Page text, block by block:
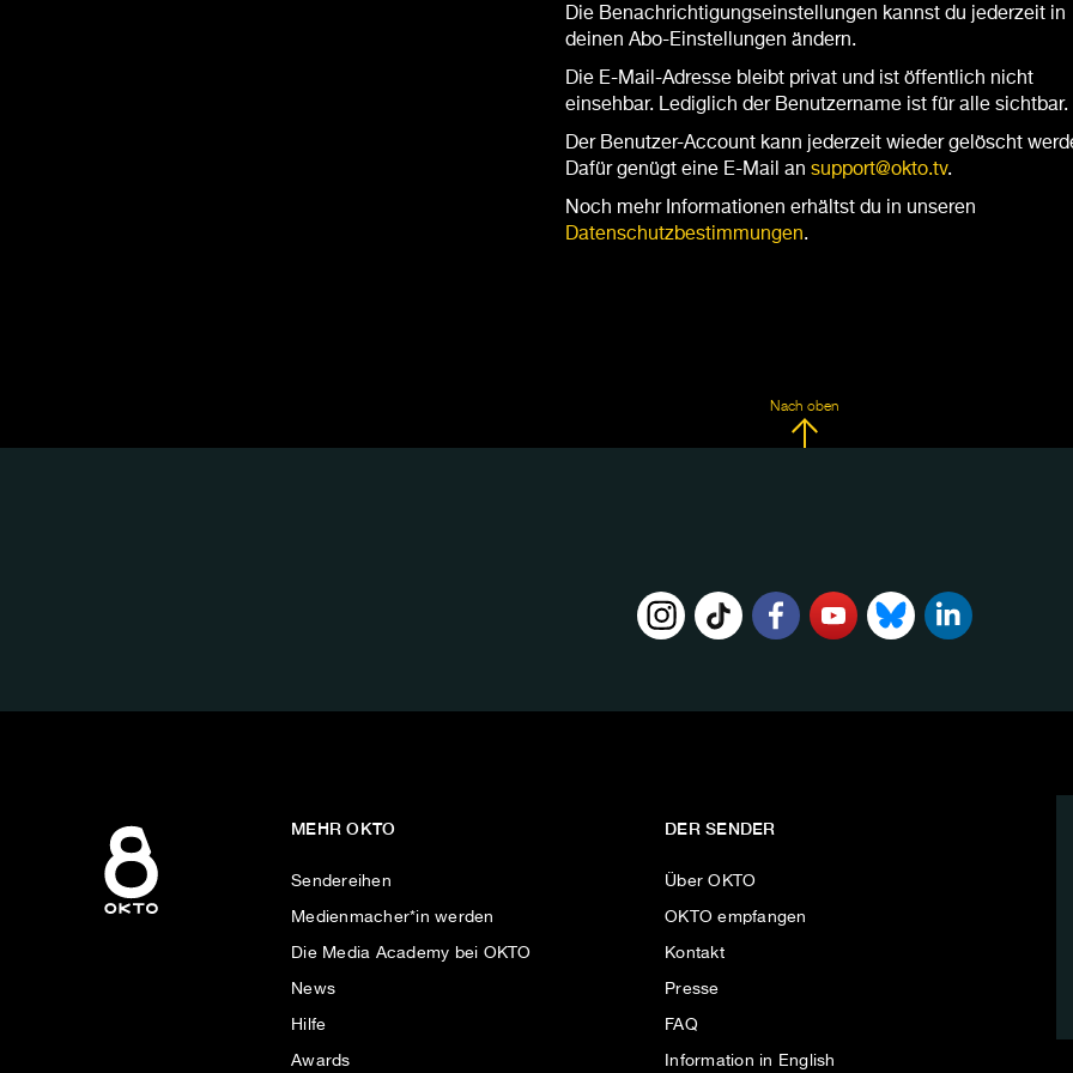
Die Benachrichtigungseinstellungen kannst du jederzeit in
deinen Abo-Einstellungen ändern.
Die E-Mail-Adresse bleibt privat und ist öffentlich nicht
einsehbar. Lediglich der Benutzername ist für alle sichtbar.
Der Benutzer-Account kann jederzeit wieder gelöscht
Dafür genügt eine E-Mail an support@okto.tv.
Noch mehr Informationen erhältst du in unseren
Datenschutzbestimmungen.
Nach oben
MEHR OKTO
Sendereihen
Medienmacher*in werden
Die Media Academy bei OKTO
News
Hilfe
Awards
DER SENDER
Über OKTO
OKTO empfangen
Kontakt
Presse
FAQ
Information in English